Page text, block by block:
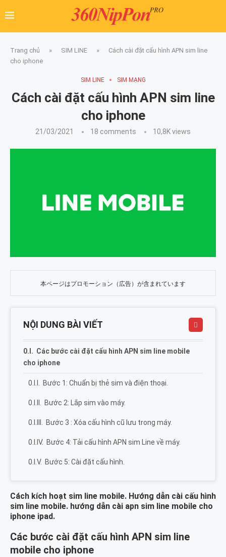
Trang chủ » SIM LINE »
Cách cài đặt cấu hình APN sim line
cho iphone
SIM LINE SIM MẠNG
Cách cài đặt cấu hình APN sim line
cho iphone
21/03/2021 18 comments 10,8Kviews
本ページはプロモーション（広告）が含まれています
NỘI DUNG BÀI VIẾT
Các bước cài đặt cấu hình APN sim line mobile
cho iphone
Bước 1: Chuẩn bị thẻ sim và điện thoại.
Bước 2: Lắp sim vào máy.
Bước 3 : Xóa cấu hình cũ lưu trong máy.
Bước 4: Tải cấu hình APN sim Line về máy.
Bước 5: Cài đặt cấu hình.
Cách kích hoạt sim line mobile. Hướng dẫn cài cấu hình
sim line mobile. hướng dẫn cài apn sim line mobile cho
iphone ipad.
Các bước cài đặt cấu hình APN sim line
mobile cho iphone